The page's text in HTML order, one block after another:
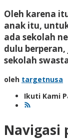
Oleh karena
anak itu,
ada sekolah
dulu
sekolah
oleh targetnusa
Ikuti Kami
Navigasi